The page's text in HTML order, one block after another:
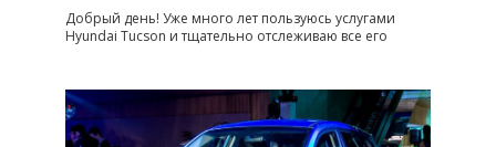
Добрый день! Уже много лет пользуюсь услугами
Hyundai Tucson и тщательно отслеживаю все его